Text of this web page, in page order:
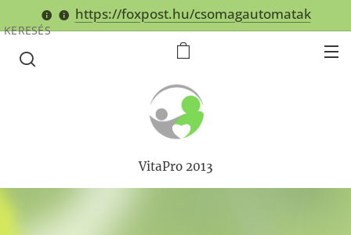
https://foxpost.hu/csomagautomatak
VitaPro 2013
KERESÉS